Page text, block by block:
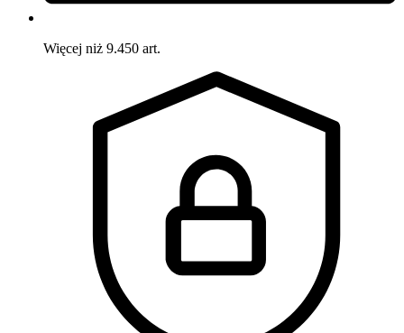
Więcej niż 9.450 art.